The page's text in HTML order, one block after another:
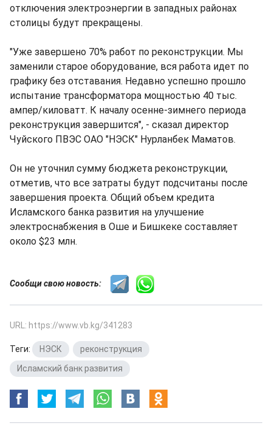
отключения электроэнергии в западных районах
столицы будут прекращены.
"Уже завершено 70% работ по реконструкции. Мы
заменили старое оборудование, вся работа идет по
графику без отставания. Недавно успешно прошло
испытание трансформатора мощностью 40 тыс.
ампер/киловатт. К началу осенне-зимнего периода
реконструкция завершится", - сказал директор
Чуйского ПВЭС ОАО "НЭСК" Нурланбек Маматов.
Он не уточнил сумму бюджета реконструкции,
отметив, что все затраты будут подсчитаны после
завершения проекта. Общий объем кредита
Исламского банка развития на улучшение
электроснабжения в Оше и Бишкеке составляет
около $23 млн.
Сообщи свою новость:
URL: https://www.vb.kg/341283
Теги: НЭСК реконструкция
Исламский банк развития